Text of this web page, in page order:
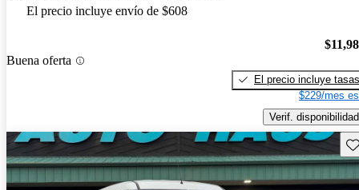
El precio incluye envío de $608
Buena oferta
El precio incluye tasas
$229/mes
Verif. disponibilidad